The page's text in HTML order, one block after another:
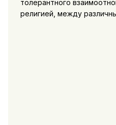
толерантного
религией, между